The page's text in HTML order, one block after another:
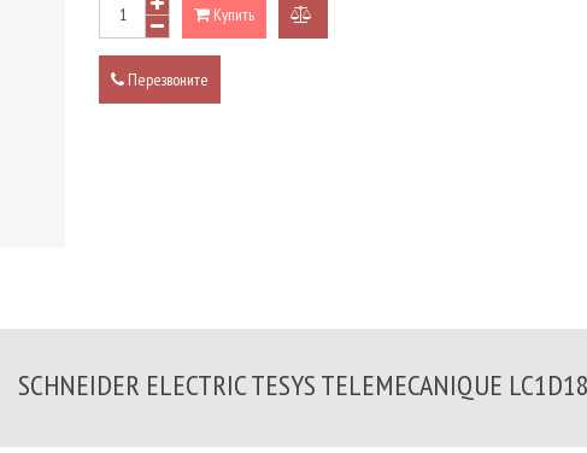
Купить
Перезвоните
SCHNEIDER ELECTRIC TESYS TELEMECANIQUE